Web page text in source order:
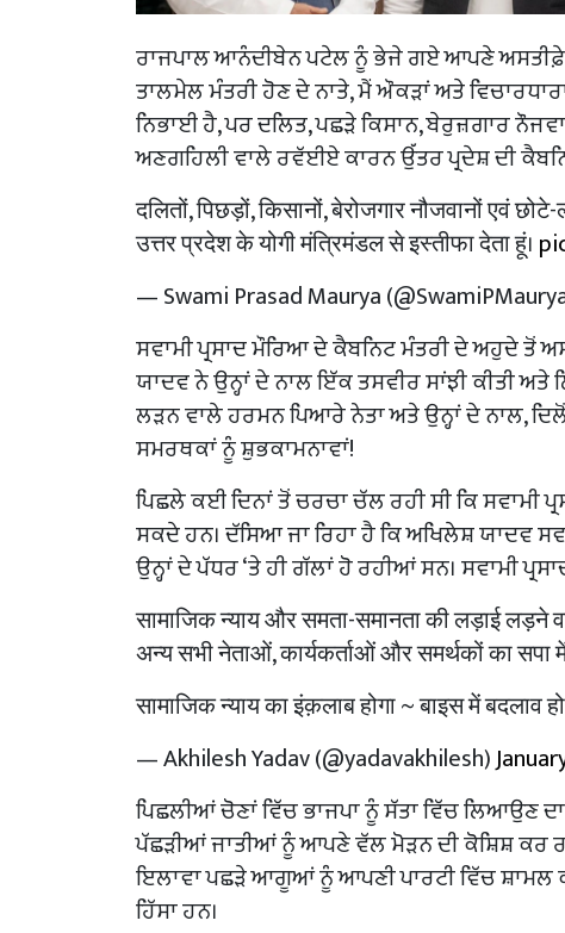
ਰਾਜਪਾਲ ਆਨੰਦੀਬੇਨ ਪਟੇਲ ਨੂੰ ਭੇਜੇ ਗਏ ਆਪਣੇ ਅਸਤੀਫ਼ੇ
ਤਾਲਮੇਲ ਮੰਤਰੀ ਹੋਣ ਦੇ ਨਾਤੇ, ਮੈਂ ਔਕੜਾਂ ਅਤੇ
ਨਿਭਾਈ ਹੈ, ਪਰ ਦਲਿਤ, ਪਛੜੇ ਕਿਸਾਨ, ਬੇਰੁਜ਼ਗਾਰ
ਅਣਗਹਿਲੀ ਵਾਲੇ ਰਵੱਈਏ ਕਾਰਨ ਉੱਤਰ ਪ੍ਰਦੇਸ਼ ਦੀ
दलितों, पिछड़ों, किसानों, बेरोजगार नौजवानों एवं
उत्तर प्रदेश के योगी मंत्रिमंडल से इस्तीफा देता हूं।
— Swami Prasad Maurya
ਸਵਾਮੀ ਪ੍ਰਸਾਦ ਮੌਰਿਆ ਦੇ ਕੈਬਨਿਟ ਮੰਤਰੀ ਦੇ ਅਹੁਦੇ ਤੋਂ
ਯਾਦਵ ਨੇ ਉਨ੍ਹਾਂ ਦੇ ਨਾਲ ਇੱਕ ਤਸਵੀਰ ਸਾਂਝੀ ਕੀਤੀ
ਲੜਨ ਵਾਲੇ ਹਰਮਨ ਪਿਆਰੇ ਨੇਤਾ ਅਤੇ ਉਨ੍ਹਾਂ ਦੇ ਨਾਲ,
ਸਮਰਥਕਾਂ ਨੂੰ ਸ਼ੁਭਕਾਮਨਾਵਾਂ!
ਪਿਛਲੇ ਕਈ ਦਿਨਾਂ ਤੋਂ ਚਰਚਾ ਚੱਲ ਰਹੀ ਸੀ ਕਿ ਸਵਾਮੀ
ਸਕਦੇ ਹਨ। ਦੱਸਿਆ ਜਾ ਰਿਹਾ ਹੈ ਕਿ ਅਖਿਲੇਸ਼ ਯਾਦਵ
ਉਨ੍ਹਾਂ ਦੇ ਪੱਧਰ ‘ਤੇ ਹੀ ਗੱਲਾਂ ਹੋ ਰਹੀਆਂ ਸਨ। ਸਵਾਮੀ
सामाजिक न्याय और समता-समानता की लड़ाई लड़ने
अन्य सभी नेताओं, कार्यकर्ताओं और समर्थकों का सपा
सामाजिक न्याय का इंक़लाब होगा ~ बाइस में बदलाव
— Akhilesh Yadav (@yadavakhilesh)
ਪਿਛਲੀਆਂ ਚੋਣਾਂ ਵਿੱਚ ਭਾਜਪਾ ਨੂੰ ਸੱਤਾ ਵਿੱਚ ਲਿਆਉਣ
ਪੱਛੜੀਆਂ ਜਾਤੀਆਂ ਨੂੰ ਆਪਣੇ ਵੱਲ ਮੋੜਨ ਦੀ ਕੋਸ਼ਿਸ਼ ਕਰ
ਇਲਾਵਾ ਪਛੜੇ ਆਗੂਆਂ ਨੂੰ ਆਪਣੀ ਪਾਰਟੀ ਵਿੱਚ ਸ਼ਾਮਲ
ਹਿੱਸਾ ਹਨ।